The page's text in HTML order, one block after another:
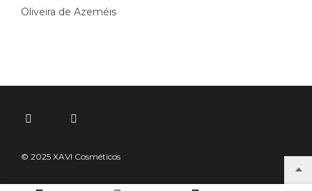
Oliveira de Azeméis
© 2025 XAVI Cosméticos